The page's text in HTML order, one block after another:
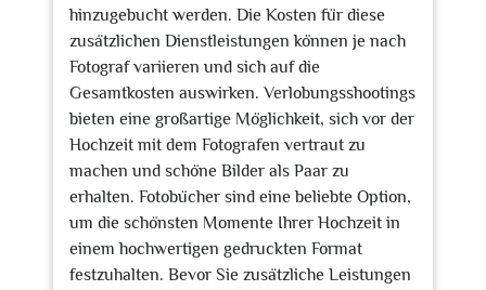
hinzugebucht werden. Die Kosten für diese
zusätzlichen Dienstleistungen können je nach
Fotograf variieren und sich auf die
Gesamtkosten auswirken. Verlobungsshootings
bieten eine großartige Möglichkeit, sich vor der
Hochzeit mit dem Fotografen vertraut zu
machen und schöne Bilder als Paar zu
erhalten. Fotobücher sind eine beliebte Option,
um die schönsten Momente Ihrer Hochzeit in
einem hochwertigen gedruckten Format
festzuhalten. Bevor Sie zusätzliche Leistungen